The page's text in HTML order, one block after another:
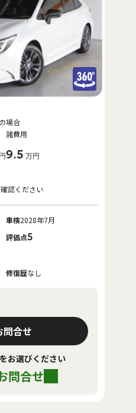
諸費用
9.5 万円
場合
認ください
車検2028年7月
評価点5
修復歴なし
問合せ
お選びください
問合せ